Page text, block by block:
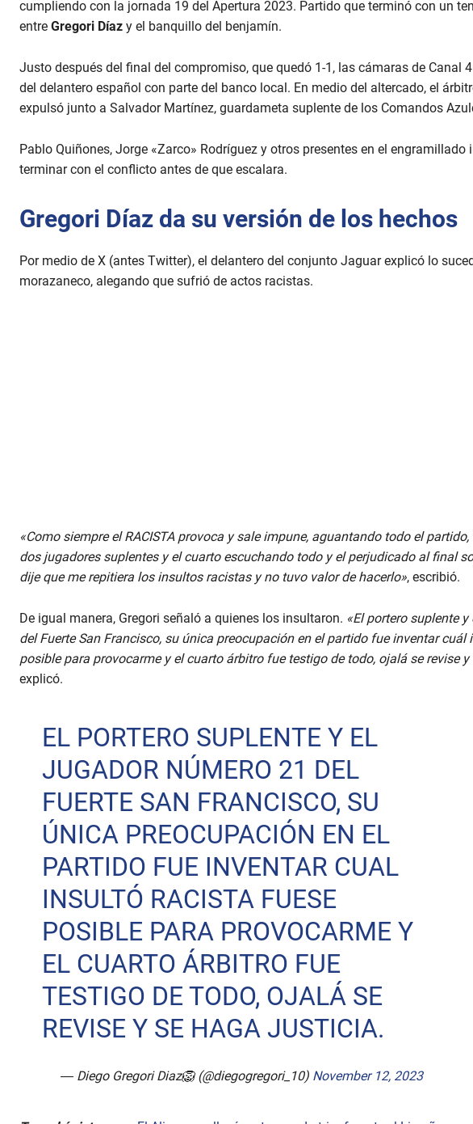
o
d
o
l
u
m
0
cumpliendo con la jornada 19 del Apertura 2023. Partido que terminó con un
entre Gregori Díaz y el banquillo del benjamín.
Justo después del final del compromiso, que quedó 1-1, las cámaras de Canal
del delantero español con parte del banco local. En medio del altercado, el
expulsó junto a Salvador Martínez, guardameta suplente de los Comandos
Pablo Quiñones, Jorge «Zarco» Rodríguez y otros presentes en el engramillado
terminar con el conflicto antes de que escalara.
Gregori Díaz da su versión de los hechos
Por medio de X (antes Twitter), el delantero del conjunto Jaguar explicó lo
morazaneco, alegando que sufrió de actos racistas.
«Como siempre el RACISTA provoca y sale impune, aguantando todo el
dos jugadores suplentes y el cuarto escuchando todo y el perjudicado al final
dije que me repitiera los insultos racistas y no tuvo valor de hacerlo», escribió.
De igual manera, Gregori señaló a quienes los insultaron. «El portero suplente
del Fuerte San Francisco, su única preocupación en el partido fue inventar
posible para provocarme y el cuarto árbitro fue testigo de todo, ojalá se revise
explicó.
EL PORTERO SUPLENTE Y EL
JUGADOR NÚMERO 21 DEL
FUERTE SAN FRANCISCO, SU
ÚNICA PREOCUPACIÓN EN EL
PARTIDO FUE INVENTAR CUAL
INSULTÓ RACISTA FUESE
POSIBLE PARA PROVOCARME Y
EL CUARTO ÁRBITRO FUE
TESTIGO DE TODO, OJALÁ SE
REVISE Y SE HAGA JUSTICIA.
— Diego Gregori Diaz🦁 (@diegogregori_10) November 12, 2023